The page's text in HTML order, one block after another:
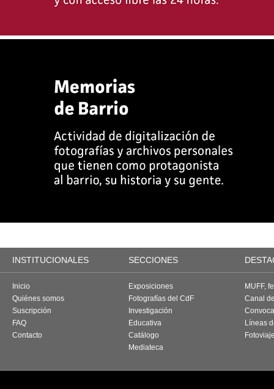
INSTITUCIONALES SECCIONES
Inicio
Quiénes somos
Suscripción
FAQ
Contacto
Exposiciones
Fotografías del CdF
Investigación
Educativa
Catálogo
Mediateca
MUFF,
Canal
Líneas